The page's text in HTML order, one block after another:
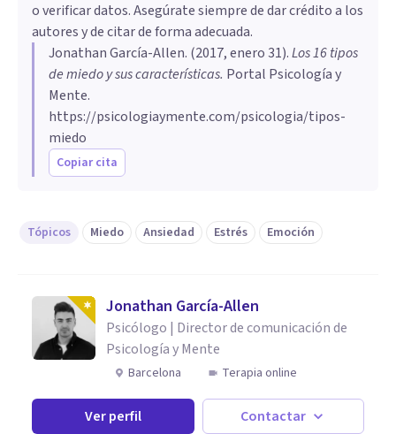
o verificar datos. Asegúrate siempre de dar crédito a los
autores y de citar de forma adecuada.
Jonathan García-Allen. (2017, enero 31).Los 16 tipos
de miedo y sus características. Portal Psicología y
Mente.
https://psicologiaymente.com/psicologia/tipos-
miedo
Copiar cita
Tópicos Miedo Ansiedad Estrés Emoción
Jonathan García-Allen
Psicólogo | Director de comunicación de
Psicología y Mente
Barcelona Terapia online
Ver perfil Contactar